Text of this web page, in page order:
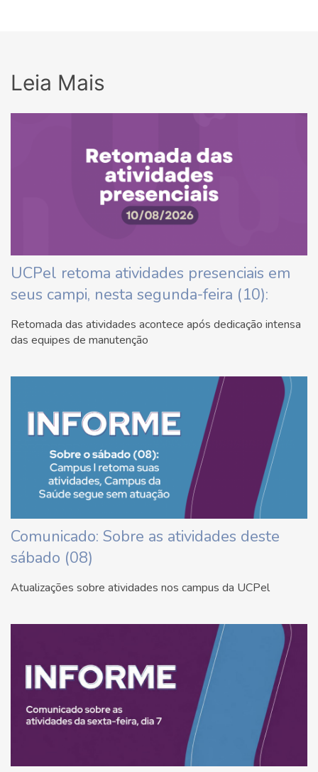
Leia Mais
UCPel retoma atividades presenciais em
seus campi, nesta segunda-feira (10):
Retomada das atividades acontece após dedicação intensa
das equipes de manutenção
Comunicado: Sobre as atividades deste
sábado (08)
Atualizações sobre atividades nos campus da UCPel